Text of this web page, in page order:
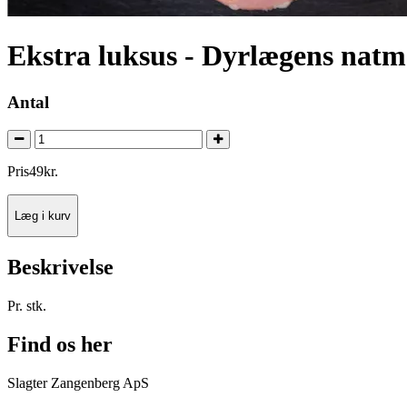
Ekstra luksus - Dyrlægens
Antal
Pris49kr.
Læg i kurv
Beskrivelse
Pr. stk.
Find os her
Slagter Zangenberg ApS